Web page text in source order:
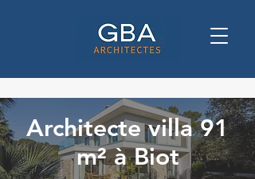
Architecte villa 91
m² à Biot